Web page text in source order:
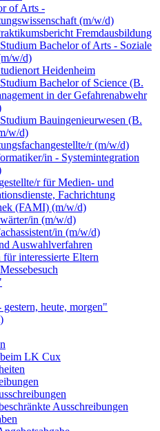
of Arts -
(m/w/d)
Fremdausbildung
Bachelor of Arts - Soziale
w/d)
Heidenheim
Bachelor of Science (B.
in der Gefahrenabwehr
Bauingenieurwesen (B.
w/d)
r (m/w/d)
in - Systemintegration
r für Medien- und
Fachrichtung
(FAMI) (m/w/d)
in (m/w/d)
in (m/w/d)
Auswahlverfahren
interessierte Eltern
heute, morgen"
LK Cux
Ausschreibungen